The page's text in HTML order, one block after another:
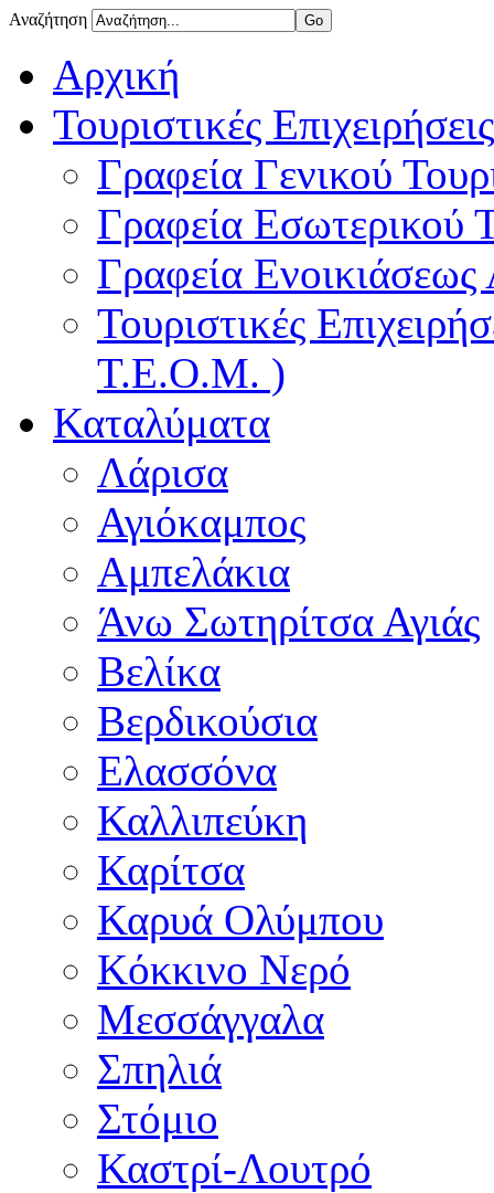
Αναζήτηση
Αρχική
Τουριστικές Επιχειρήσεις
Γραφεία Γενικού
Γραφεία Εσωτερικού
Γραφεία
Τουριστικές
Τ.Ε.Ο.Μ. )
Καταλύματα
Λάρισα
Αγιόκαμπος
Αμπελάκια
Άνω Σωτηρίτσα Αγιάς
Βελίκα
Βερδικούσια
Ελασσόνα
Καλλιπεύκη
Καρίτσα
Καρυά Ολύμπου
Κόκκινο Νερό
Μεσσάγγαλα
Σπηλιά
Στόμιο
Καστρί-Λουτρό